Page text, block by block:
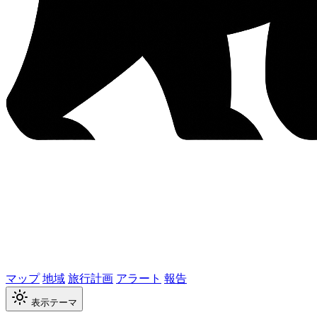
マップ地域旅行計画 アラート 報告
表示テーマ